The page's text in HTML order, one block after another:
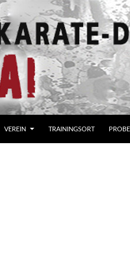
VEREIN TRAININGSORT